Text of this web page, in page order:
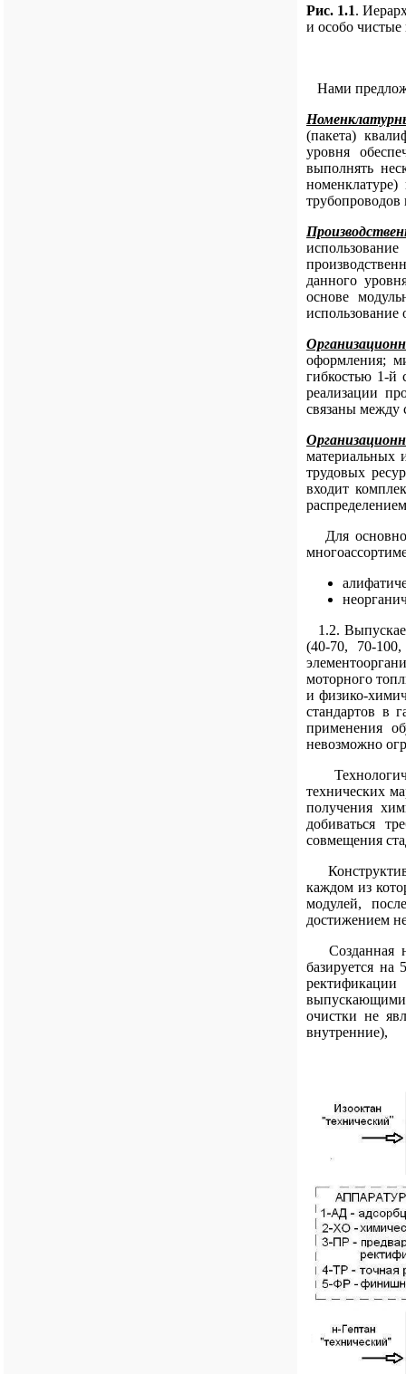
Рис. 1.1.
и особо чистые
Нами
(пакета)
уровня
выполнять
данного
основе
использование
оформления;
гибкостью 1-й
реализации
связаны между
материальных
трудовых
входит
Для
1.2.
(40-70, 70-
моторного
и физико-
стандартов в
применения
невозможно
технических
получения
добиваться
совмещения
каждом из
модулей,
достижением
Созданная
базируется на
очистки не